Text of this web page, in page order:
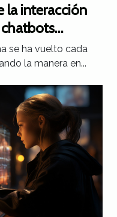
la interacción
se ha vuelto cada
la manera en...